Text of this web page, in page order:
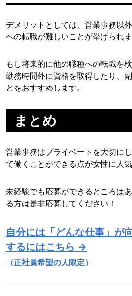
デメリットとしては、営業事務以
への転職が難しいことが挙げられま
もし将来的に他の職種への転職を
勤務時間外に資格を取得したり、
とをおすすめします。
まとめ
営業事務はプライベートを大切に
て働くことができる点が女性に人気
未経験でも応募ができるところは
る方は是非応募してください！
自分には「どんな仕事」が
するにはこちら →
（正社員希望の人限定）